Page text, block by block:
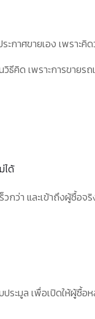
กาศขายเอง เพราะคิ
คิด เพราะการขายร
ได้
วกว่า และเข้าถึงผู้ซื้อ
ระมูล เพื่อเปิดให้ผู้ซื้อ